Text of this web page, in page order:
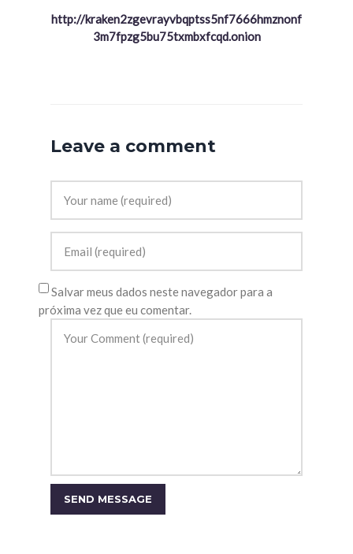
http://kraken2zgevrayvbqptss5nf7666hmznonf
3m7fpzg5bu75txmbxfcqd.onion
Leave a comment
Salvar meus dados neste navegador para a
próxima vez que eu comentar.